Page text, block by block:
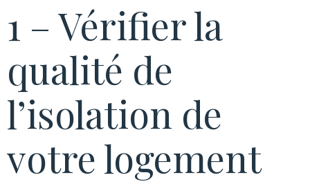
1 – Vérifier la
qualité de
l’isolation de
votre logement